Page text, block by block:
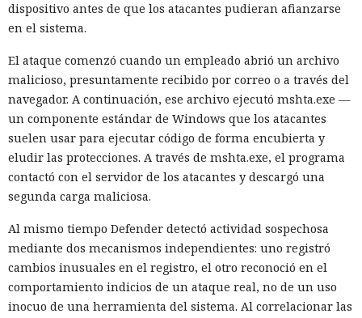
dispositivo antes de que los atacantes pudieran afianzarse
en el sistema.
El ataque comenzó cuando un empleado abrió un archivo
malicioso, presuntamente recibido por correo o a través del
navegador. A continuación, ese archivo ejecutó mshta.exe —
un componente estándar de Windows que los atacantes
suelen usar para ejecutar código de forma encubierta y
eludir las protecciones. A través de mshta.exe, el programa
contactó con el servidor de los atacantes y descargó una
segunda carga maliciosa.
Al mismo tiempo Defender detectó actividad sospechosa
mediante dos mecanismos independientes: uno registró
cambios inusuales en el registro, el otro reconoció en el
comportamiento indicios de un ataque real, no de un uso
inocuo de una herramienta del sistema. Al correlacionar las